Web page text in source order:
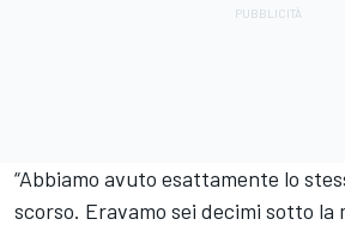
“Abbiamo avuto esattamente lo
scorso. Eravamo sei decimi sotto la